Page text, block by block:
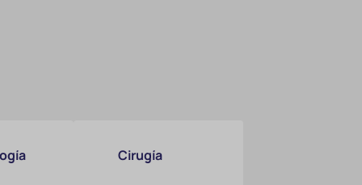
Cirugía